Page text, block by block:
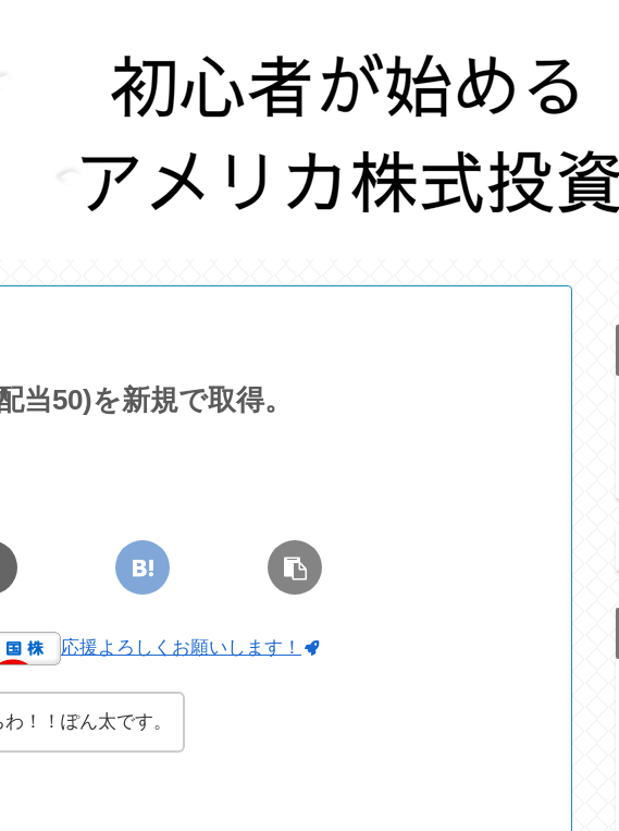
当50)を新規で取得。
応援よろしくお願いします！
！！ぽん太です。